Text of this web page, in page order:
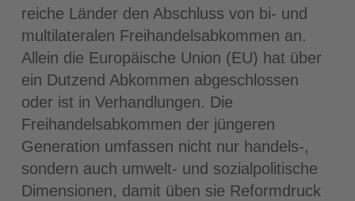
reiche Länder den Abschluss von bi- und
multilateralen Freihandelsabkommen an.
Allein die Europäische Union (EU) hat über
ein Dutzend Abkommen abgeschlossen
oder ist in Verhandlungen. Die
Freihandelsabkommen der jüngeren
Generation umfassen nicht nur handels-,
sondern auch umwelt- und sozialpolitische
Dimensionen, damit üben sie Reformdruck